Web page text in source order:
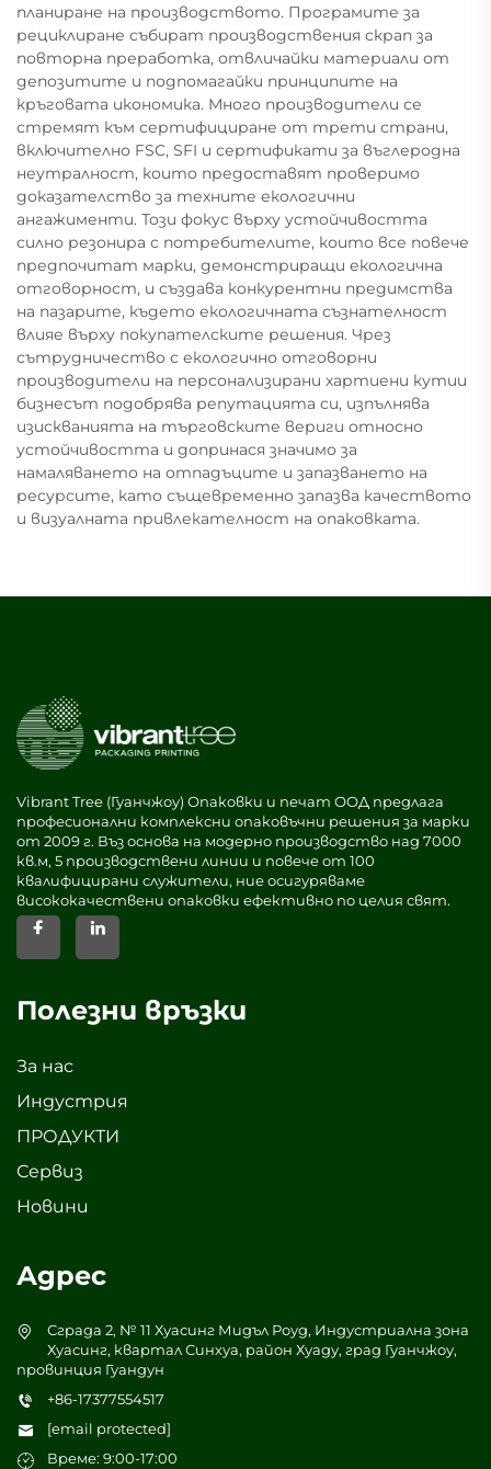
планиране на производството. Програмите за
рециклиране събират производствения скрап за
повторна преработка, отвличайки материали от
депозитите и подпомагайки принципите на
кръговата икономика. Много производители се
стремят към сертифициране от трети страни,
включително FSC, SFI и сертификати за въглеродна
неутралност, които предоставят проверимо
доказателство за техните екологични
ангажименти. Този фокус върху устойчивостта
силно резонира с потребителите, които все повече
предпочитат марки, демонстриращи екологична
отговорност, и създава конкурентни предимства
на пазарите, където екологичната съзнателност
влияе върху покупателските решения. Чрез
сътрудничество с екологично отговорни
производители на персонализирани хартиени кутии
бизнесът подобрява репутацията си, изпълнява
изискванията на търговските вериги относно
устойчивостта и допринася значимо за
намаляването на отпадъците и запазването на
ресурсите, като същевременно запазва качеството
и визуалната привлекателност на опаковката.
Vibrant Tree (Гуанчжоу) Опаковки и печат ООД предлага
професионални комплексни опаковъчни решения за марки
от 2009 г. Въз основа на модерно производство над 7000
кв.м, 5 производствени линии и повече от 100
квалифицирани служители, ние осигуряваме
висококачествени опаковки ефективно по целия свят.
Полезни връзки
За нас
Индустрия
ПРОДУКТИ
Сервиз
Новини
Адрес
Сграда 2, № 11 Хуасинг Мидъл Роуд, Индустриална зона
Хуасинг, квартал Синхуа, район Хуаду, град Гуанчжоу,
провинция Гуандун
+86-17377554517
[email protected]
Време: 9:00-17:00